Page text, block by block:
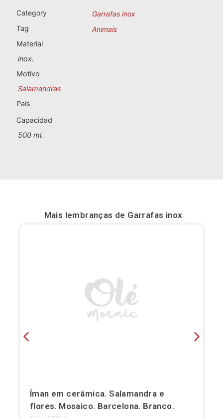
Alicante
Ávila
Bilbau
Castellón de la Plana
Fuerteventura
Gijón
Category
Garrafas inox
Tag
Animais
Material
inox.
Motivo
Salamandras
País
Capacidad
500 ml.
Mais lembranças de Garrafas inox
Íman em cerâmica. Salamandra e
flores. Mosaico. Barcelona. Branco.